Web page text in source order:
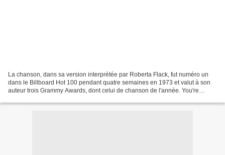
La chanson, dans sa version interprétée par Roberta Flack, fut numéro un
dans le Billboard Hot 100 pendant quatre semaines en 1973 et valut à son
auteur trois Grammy Awards, dont celui de chanson de l'année. You're